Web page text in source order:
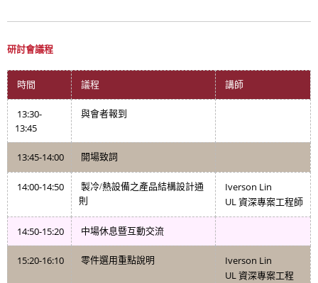
研討會議程
時間 議程 講師
13:30-
13:45
與會者報到
13:45-14:00 開場致詞
14:00-14:50
製冷/熱設備之產品結構設計通
則
Iverson Lin
UL 資深專案工程師
14:50-15:20 中場休息暨互動交流
15:20-16:10 零件選用重點說明
Iverson Lin
UL 資深專案工程